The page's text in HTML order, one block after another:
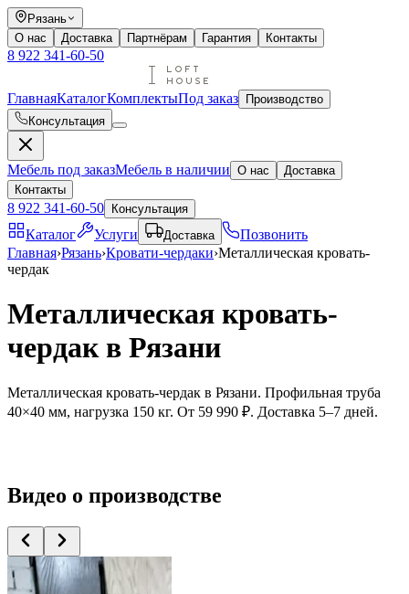
Рязань
О нас
Доставка Партнёрам Гарантия Контакты
8 922 341-60-50
ГлавнаяКаталогКомплектыПод заказ
Производство
Консультация
Мебель под заказМебель в наличии О нас
Доставка
Контакты
8 922 341-60-50 Консультация
Каталог Услуги Доставка
Позвонить
Главная›Рязань›Кровати-чердаки›Металлическая кровать-
чердак
Металлическая кровать-
чердак в Рязани
Металлическая кровать-чердак в Рязани. Профильная труба
40×40 мм, нагрузка 150 кг. От 59 990 ₽. Доставка 5–7 дней.
Видео о производстве